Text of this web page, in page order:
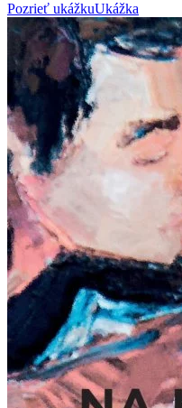
Pozrieť ukážkuUkážka